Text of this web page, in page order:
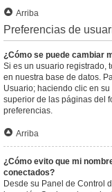
Arriba
Preferencias de
¿Cómo se puede cambiar
Si es un usuario registrado,
en nuestra base de datos.
Usuario; haciendo clic en
superior de las páginas del
preferencias.
Arriba
¿Cómo evito que mi
conectados?
Desde su Panel de Control